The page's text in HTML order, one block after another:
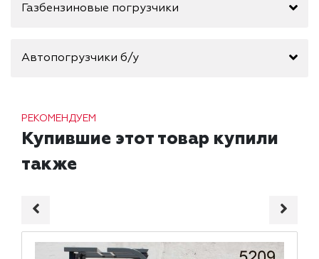
Газбензиновые погрузчики
Автопогрузчики б/у
РЕКОМЕНДУЕМ
Купившие этот товар купили
также